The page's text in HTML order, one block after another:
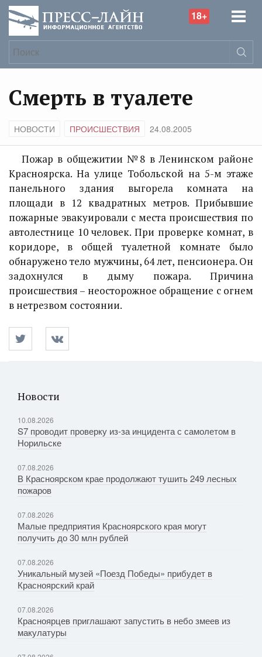
18+
Смерть в туалете
НОВОСТИ ПРОИСШЕСТВИЯ 24.08.2005
Пожар в общежитии №8 в Ленинском районе
Красноярска. На улице Тобольской на 5-м этаже
панельного здания выгорела комната на
площади в 12 квадратных метров. Прибывшие
пожарные эвакуировали с места происшествия по
автолестнице 10 человек. При проверке комнат, в
коридоре, в общей туалетной комнате было
обнаружено тело мужчины, 64 лет, пенсионера. Он
задохнулся в дыму пожара. Причина
происшествия – неосторожное обращение с огнем
в нетрезвом состоянии.
Новости
10.08.2026
S7 проводит проверку из-за инцидента с самолетом в
Норильске
07.08.2026
В Красноярском крае продолжают тушить 249 лесных
пожаров
07.08.2026
Малые предприятия Красноярского края могут
получить до 30 млн рублей
07.08.2026
Уникальный музей «Поезд Победы» прибудет в
Красноярский край
07.08.2026
Красноярцев приглашают запустить в небо змеев из
макулатуры